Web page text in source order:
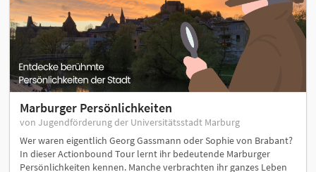
Marburger Persönlichkeiten
von Jugendförderung der Universitätsstadt Marburg
Wer waren eigentlich Georg Gassmann oder Sophie von Brabant?
In dieser Actionbound Tour lernt ihr bedeutende Marburger
Persönlichkeiten kennen. Manche verbrachten ihr ganzes Leben